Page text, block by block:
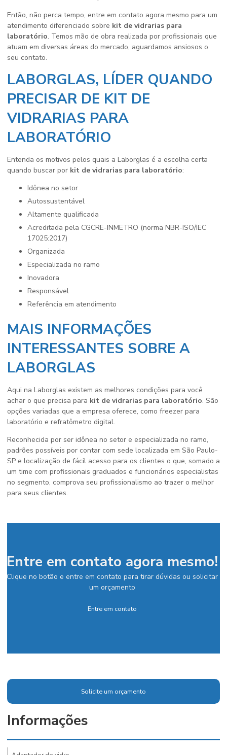
Então, não perca tempo, entre em contato agora mesmo para um
atendimento diferenciado sobre kit de vidrarias para
laboratório. Temos mão de obra realizada por profissionais que
atuam em diversas áreas do mercado, aguardamos ansiosos o
seu contato.
LABORGLAS, LÍDER QUANDO
PRECISAR DE KIT DE
VIDRARIAS PARA
LABORATÓRIO
Entenda os motivos pelos quais a Laborglas é a escolha certa
quando buscar por kit de vidrarias para laboratório:
idônea no setor
autossustentável
altamente qualificada
acreditada pela CGCRE-INMETRO (norma NBR-ISO/IEC
17025:2017)
organizada
especializada no ramo
inovadora
responsável
referência em atendimento
MAIS INFORMAÇÕES
INTERESSANTES SOBRE A
LABORGLAS
Aqui na Laborglas existem as melhores condições para você
achar o que precisa para kit de vidrarias para laboratório. São
opções variadas que a empresa oferece, como freezer para
laboratório e refratômetro digital.
Reconhecida por ser idônea no setor e especializada no ramo,
padrões possíveis por contar com sede localizada em São Paulo-
SP e localização de fácil acesso para os clientes o que, somado a
um time com profissionais graduados e funcionários especialistas
no segmento, comprova seu profissionalismo ao trazer o melhor
para seus clientes.
Entre em contato agora mesmo!
Clique no botão e entre em contato para tirar dúvidas ou solicitar
um orçamento
Entre em contato
Solicite um orçamento
Informações